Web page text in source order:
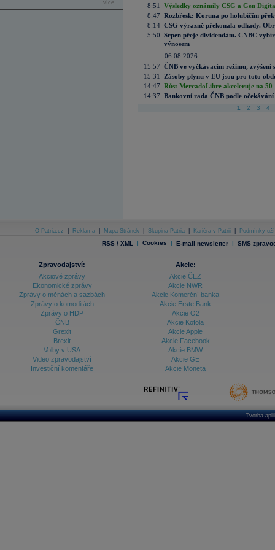
více...
8:51
Výsledky oznámily CSG a Gen
8:47 Rozbřesk: Koruna po holubičím
8:14 CSG výrazně překonala odhady.
5:50 Srpen přeje dividendám. CNBC
výnosem
06.08.2026
15:57 ČNB ve vyčkávacím režimu, zvýšení
15:31
Zásoby plynu v EU jsou pro toto
14:47 Růst MercadoLibre akceleruje na
14:37 Bankovní rada ČNB podle
1 2 3 4
O Patria.cz Reklama Mapa Stránek Skupina Patria Kariéra v Patrii Podmínky
RSS / XML | Cookies | E-mail newsletter | SMS
Zpravodajství:
Akciové zprávy
Ekonomické zprávy
Zprávy o měnách a sazbách
Zprávy o komoditách
Zprávy o HDP
ČNB
Grexit
Brexit
Volby v USA
Video zpravodajství
Investiční komentáře
Akcie:
Akcie ČEZ
Akcie NWR
Akcie Komerční banka
Akcie Erste Bank
Akcie O2
Akcie Kofola
Akcie Apple
Akcie Facebook
Akcie BMW
Akcie GE
Akcie Moneta
Tvorba